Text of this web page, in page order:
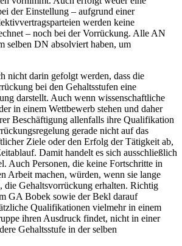
der Einstellung – aufgrund einer
werden keine
– noch bei der Vorrückung. Alle AN
selben DN absolviert haben, um
nicht darin gefolgt werden, dass die
bei den Gehaltsstufen eine
darstellt. Auch wenn wissenschaftliche
in einem Wettbewerb stehen und daher
Beschäftigung allenfalls ihre Qualifikation
gerade nicht auf das
Ziele oder den Erfolg der Tätigkeit ab,
Damit handelt es sich ausschließlich
Auch Personen, die keine Fortschritte in
Arbeit machen, würden, wenn sie lange
die Gehaltsvorrückung erhalten. Richtig
GA Bobek sowie der Bekl darauf
Qualifikationen vielmehr in einem
ihren Ausdruck findet, nicht in einer
Gehaltsstufe in der selben